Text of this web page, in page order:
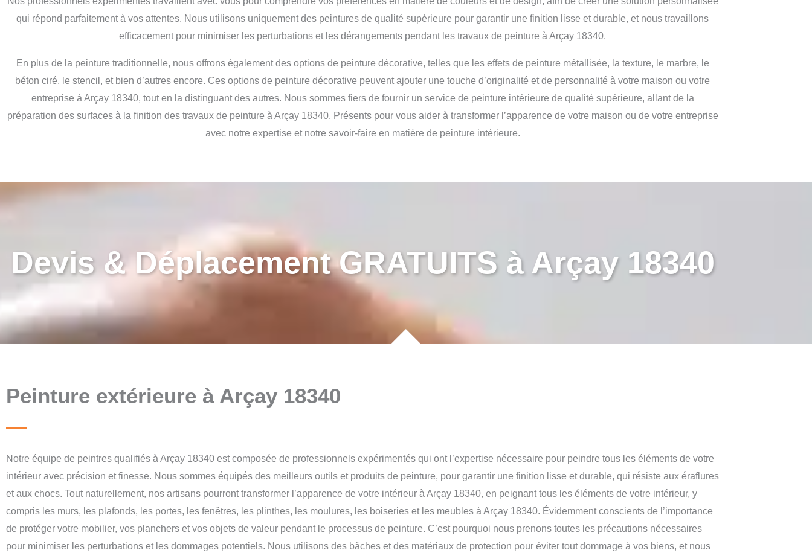
qui répond parfaitement à vos attentes. Nous utilisons uniquement des peintures de qualité supérieure pour garantir une finition lisse et durable, et nous travaillons
efficacement pour minimiser les perturbations et les dérangements pendant les travaux de peinture à Arçay 18340.
En plus de la peinture traditionnelle, nous offrons également des options de peinture décorative, telles que les effets de peinture métallisée, la texture, le marbre, le
béton ciré, le stencil, et bien d’autres encore. Ces options de peinture décorative peuvent ajouter une touche d’originalité et de personnalité à votre maison ou votre
entreprise à Arçay 18340, tout en la distinguant des autres. Nous sommes fiers de fournir un service de peinture intérieure de qualité supérieure, allant de la
préparation des surfaces à la finition des travaux de peinture à Arçay 18340. Présents pour vous aider à transformer l’apparence de votre maison ou de votre entreprise
avec notre expertise et notre savoir-faire en matière de peinture intérieure.
Devis & Déplacement GRATUITS à Arçay 18340
Peinture extérieure à Arçay 18340
Notre équipe de peintres qualifiés à Arçay 18340 est composée de professionnels expérimentés qui ont l’expertise nécessaire pour peindre tous les éléments de votre
intérieur avec précision et finesse. Nous sommes équipés des meilleurs outils et produits de peinture, pour garantir une finition lisse et durable, qui résiste aux éraflures
et aux chocs. Tout naturellement, nos artisans pourront transformer l’apparence de votre intérieur à Arçay 18340, en peignant tous les éléments de votre intérieur, y
compris les murs, les plafonds, les portes, les fenêtres, les plinthes, les moulures, les boiseries et les meubles à Arçay 18340. Évidemment conscients de l’importance
de protéger votre mobilier, vos planchers et vos objets de valeur pendant le processus de peinture. C’est pourquoi nous prenons toutes les précautions nécessaires
pour minimiser les perturbations et les dommages potentiels. Nous utilisons des bâches et des matériaux de protection pour éviter tout dommage à vos biens, et nous